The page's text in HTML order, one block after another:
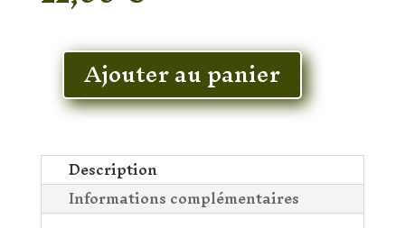
En stock
quantité
Bracelet
&
Pierre
de
Ajouter au panier
Description
Informations complémentaires